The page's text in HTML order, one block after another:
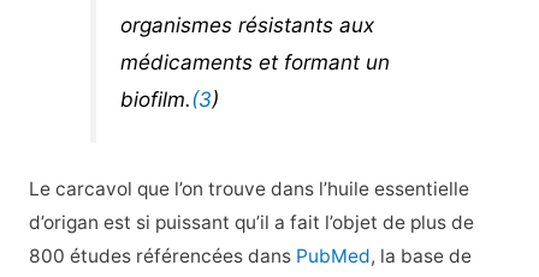
organismes résistants aux
médicaments et formant un
biofilm.(3)
Le carcavol que l’on trouve dans l’huile essentielle
d’origan est si puissant qu’il a fait l’objet de plus de
800 études référencées dans PubMed, la base de